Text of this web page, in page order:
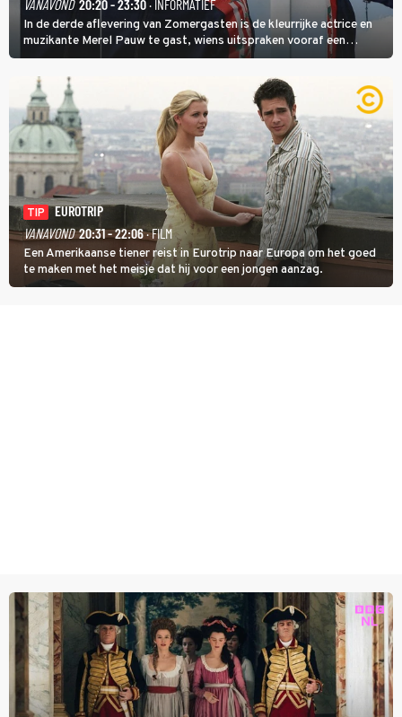
VANAVOND 20:20 - 23:30· INFORMATIEF
In de derde aflevering van Zomergasten is de kleurrijke actrice en
muzikante Merel Pauw te gast, wiens uitspraken vooraf een
boeiende avond beloven: 'Mijn ideale televisieavond is zoals mijn
identiteit: grenzeloos, absurd en vol angsten'.
TIP
EUROTRIP
VANAVOND 20:31 - 22:06· FILM
Een Amerikaanse tiener reist in Eurotrip naar Europa om het goed
te maken met het meisje dat hij voor een jongen aanzag.